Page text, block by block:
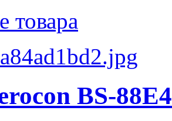
товара
BS-